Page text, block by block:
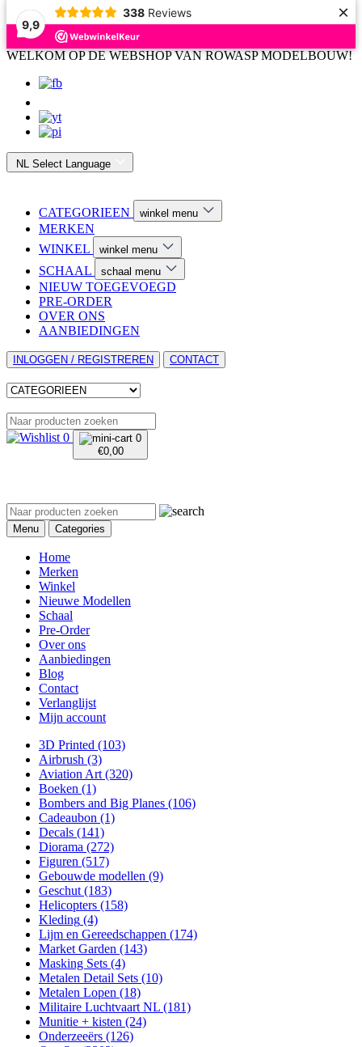
9,9
338 Reviews ×
WELKOM OP DE WEBSHOP VAN ROWASP MODELBOUW!
NL Select Language
CATEGORIEEN winkel menu
MERKEN
WINKEL
winkel menu
SCHAAL schaal menu
NIEUW TOEGEVOEGD
PRE-ORDER
OVER ONS
AANBIEDINGEN
INLOGGEN / REGISTREREN CONTACT
0
0
€0,00
Menu Categories
Home
Merken
Winkel
Nieuwe Modellen
Schaal
Pre-Order
Over ons
Aanbiedingen
Blog
Contact
Verlanglijst
Mijn account
3D Printed (103)
Airbrush (3)
Aviation Art (320)
Boeken (1)
Bombers and Big Planes (106)
Cadeaubon (1)
Decals (141)
Diorama (272)
Figuren (517)
Gebouwde modellen (9)
Geschut (183)
Helicopters (158)
Kleding (4)
Lijm en Gereedschappen (174)
Market Garden (143)
Masking Sets (4)
Metalen Detail Sets (10)
Metalen Lopen (18)
Militaire Luchtvaart NL (181)
Munitie + kisten (24)
Onderzeeërs (126)